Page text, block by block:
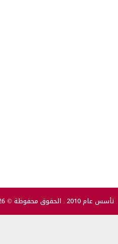
تأسس عام 2010 . الحقوق محفوظة © 2026